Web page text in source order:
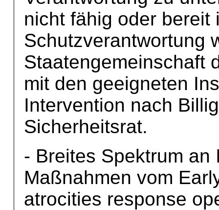
nicht fähig oder bereit
Schutzverantwortung
Staatengemeinschaft
mit den geeigneten
Intervention nach
Sicherheitsrat.
- Breites Spektrum an
Maßnahmen vom
atrocities response